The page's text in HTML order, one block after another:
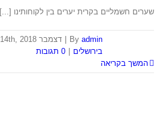
שערים חשמליים בקרית יערים בין לקוחותינו [...]
Byadmin דצמבר 14th, 2018
בירושלים
0 תגובות
המשך בקריאה